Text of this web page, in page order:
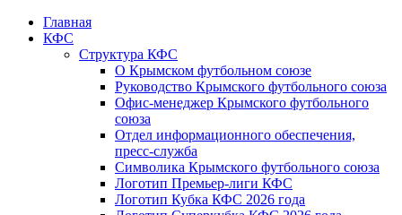
Главная
КФС
Структура КФС
О Крымском футбольном союзе
Руководство Крымского футбольного союза
Офис-менеджер Крымского футбольного
союза
Отдел информационного обеспечения,
пресс-служба
Символика Крымского футбольного союза
Логотип Премьер-лиги КФС
Логотип Кубка КФС 2026 года